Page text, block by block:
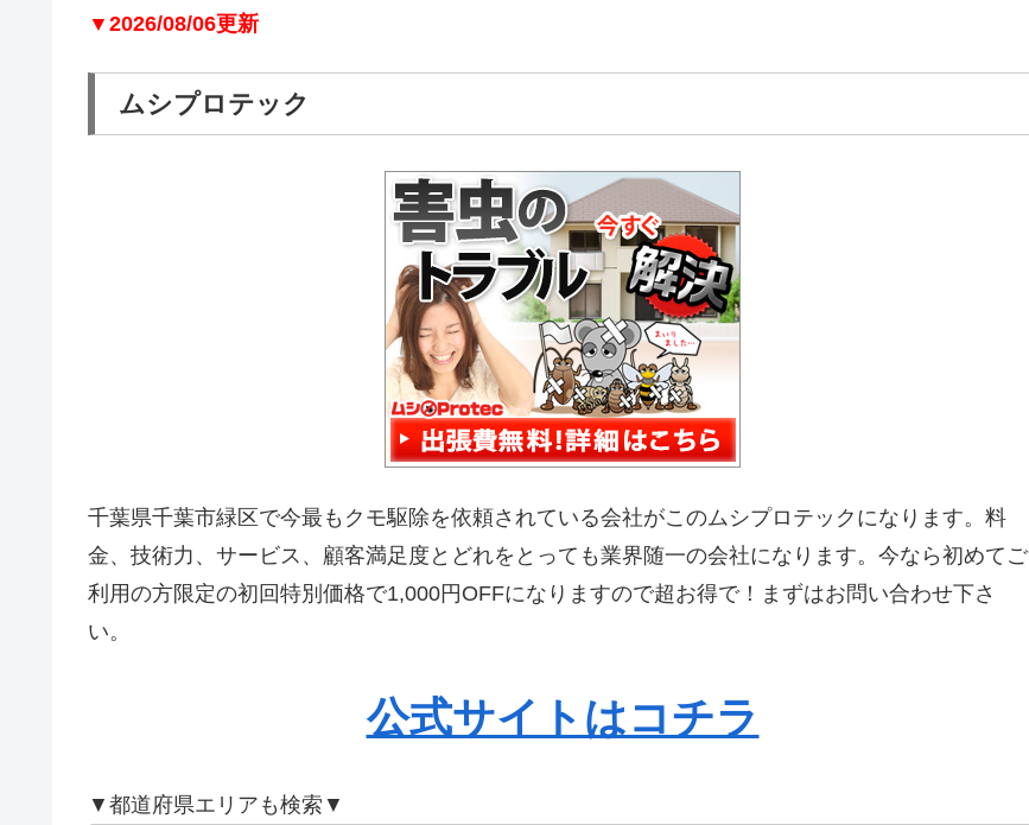
▼2026/08/06更新
ムシプロテック
千葉県千葉市緑区で今最もクモ駆除を依頼されている会社がこのムシプロテックになります。料
金、技術力、サービス、顧客満足度とどれをとっても業界随一の会社になります。今なら初めてご
利用の方限定の初回特別価格で1,000円OFFになりますので超お得で！まずはお問い合わせ下さ
い。
公式サイトはコチラ
▼都道府県エリアも検索▼